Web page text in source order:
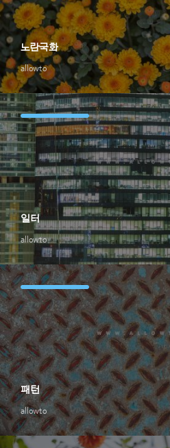
allowto
노란국화
allowto
일터
allowto
패턴